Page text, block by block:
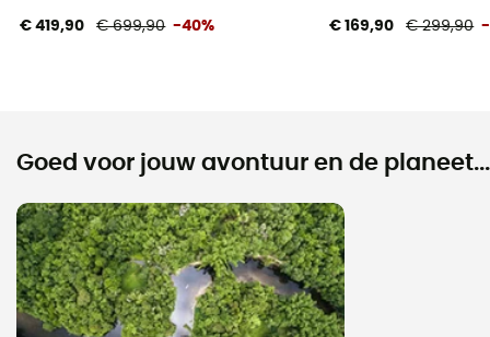
€ 419,90 € 699,90 -40% € 169,90 € 299,90 -
Goed voor jouw avontuur en de planeet...